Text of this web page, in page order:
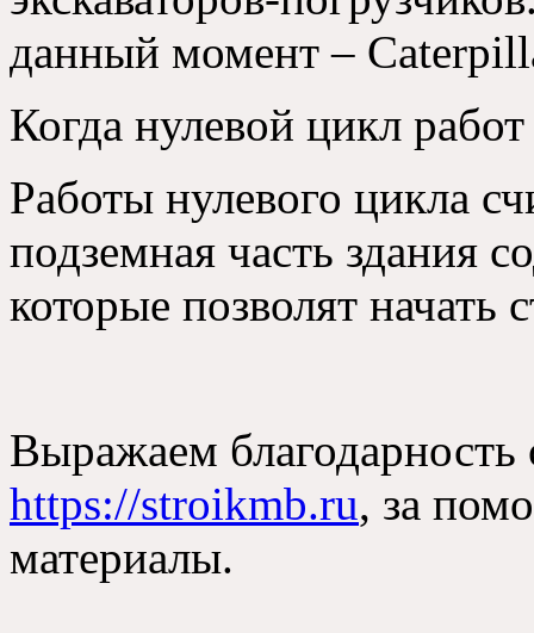
данный момент –
Когда нулевой цикл
Работы нулевого цикла
подземная часть здания
которые позволят начать
Выражаем благодарность
https://stroikmb.ru, за
материалы.